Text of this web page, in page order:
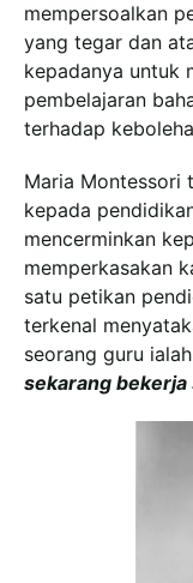
mempersoalkan
yang tegar dan
kepadanya untuk
pembelajaran
terhadap
Maria Montessori
kepada
mencerminkan
memperkasakan
satu petikan
terkenal
seorang guru
sekarang